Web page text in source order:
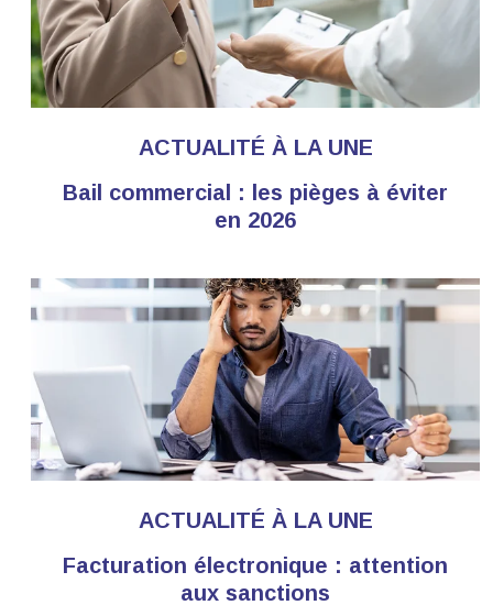
ACTUALITÉ À LA UNE
Bail commercial : les pièges à éviter
en 2026
ACTUALITÉ À LA UNE
Facturation électronique : attention
aux sanctions